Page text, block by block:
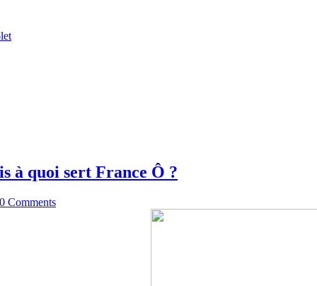
à quoi sert France Ô ?
0 Comments